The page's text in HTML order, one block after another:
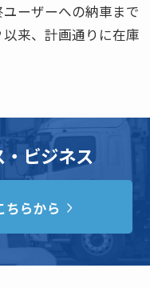
ーザーへの納車まで
来、計画通りに在庫
ビジネス
ちらから